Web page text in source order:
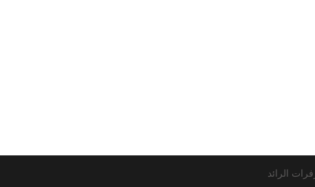
الرائد